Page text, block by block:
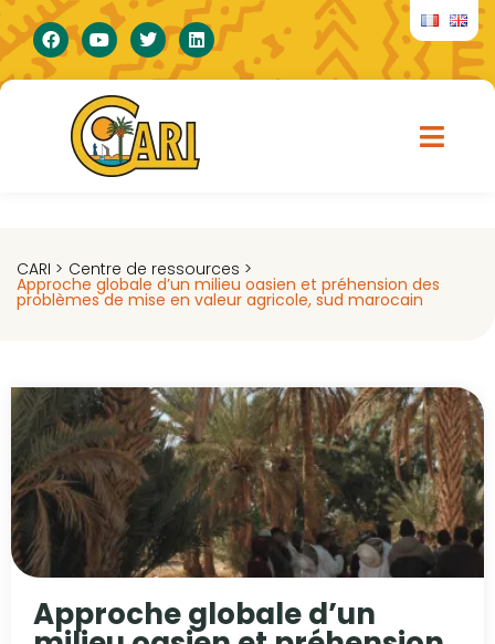
CARI > Centre de ressources >
Approche globale d’un milieu oasien et préhension des
problèmes de mise en valeur agricole, sud marocain
Approche globale d’un